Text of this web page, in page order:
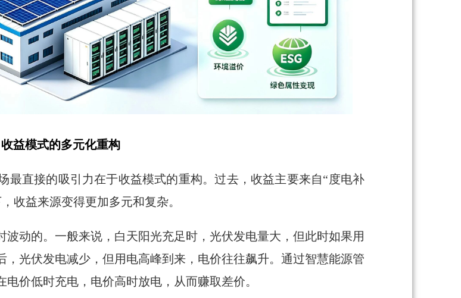
收益模式的多元化重构
最直接的吸引力在于收益模式的重构。过去，收益主要来自“度电补
收益来源变得更加多元和复杂。
动的。一般来说，白天阳光充足时，光伏发电量大，但此时如果用
光伏发电减少，但用电高峰到来，电价往往飙升。通过智慧能源管
价低时充电，电价高时放电，从而赚取差价。